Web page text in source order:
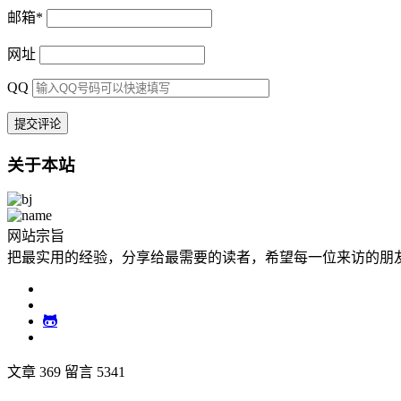
邮箱*
网址
QQ
关于本站
网站宗旨
把最实用的经验，分享给最需要的读者，希望每一位来访的朋
文章 369 留言 5341